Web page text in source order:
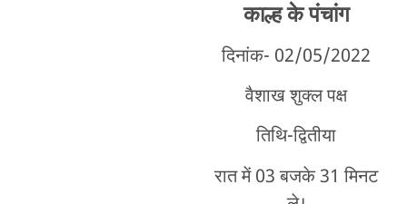
काल्ह के पंचांग
दिनांक- 02/05/2022
वैशाख शुक्ल पक्ष
तिथि-द्वितीया
रात में 03 बजके 31 मिनट